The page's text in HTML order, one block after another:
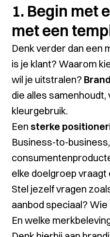
1. Begin met
met een
Denk verder dan een
is je klant? Waarom
wil je uitstralen?
die alles samenhoudt,
kleurgebruik.
Een sterke
Business-to-business,
elke doelgroep vraagt
Stel jezelf vragen
aanbod speciaal?
En welke